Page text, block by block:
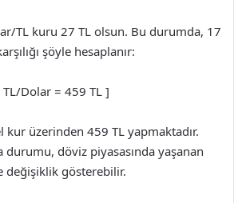
TL kuru 27 TL olsun. Bu durumda, 17
şöyle hesaplanır:
Dolar = 459 TL ]
kur üzerinden 459 TL yapmaktadır.
durumu, döviz piyasasında yaşanan
değişiklik gösterebilir.